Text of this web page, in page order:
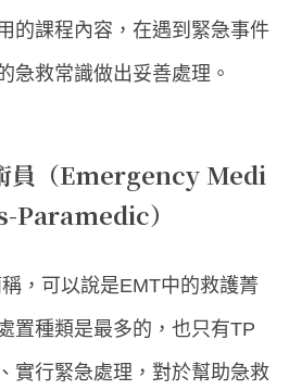
的課程內容，在遇到緊急事件
急救常識做出妥善處理。
員（Emergency Medi
）
，可以說是EMT中的救護菁
置種類是最多的，也只有TP
實行緊急處理，對於幫助急救